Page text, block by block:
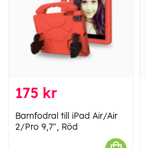
175 kr
Barnfodral till iPad Air/Air
2/Pro 9,7", Röd